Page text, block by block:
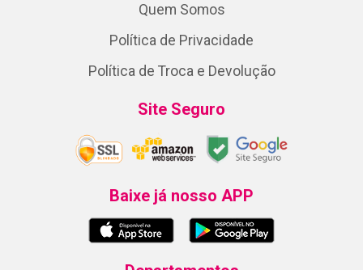
Quem Somos
Política de Privacidade
Política de Troca e Devolução
Site Seguro
Baixe já nosso APP